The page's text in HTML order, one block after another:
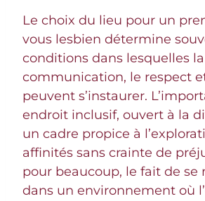
Le choix du lieu pour un
vous lesbien détermine
conditions dans lesquelles la
communication, le respect
peuvent s’instaurer.
endroit inclusif, ouvert à la
un cadre propice à
affinités sans crainte de
pour beaucoup, le fait de se
dans un environnement où